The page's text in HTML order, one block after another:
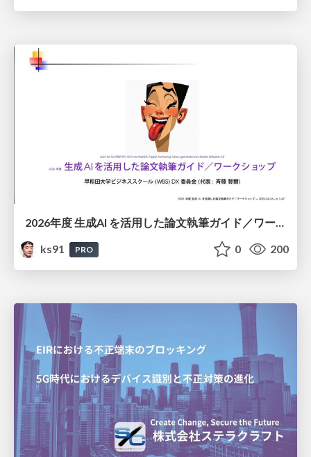
2026年度 生成AI を活用した論文執筆ガイド／ワークショップ / 2026 Academic Year Guide to Writing Papers Using Generative AI - Workshop
ks91
PRO 0 200